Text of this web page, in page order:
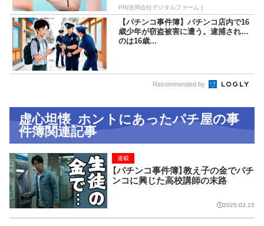
PR(合同会社デジタルファーム )
【パチンコ事件簿】パチンコ店内で16
歳少年が窃盗被害に遭う。逮捕された
のは16歳...
Recommended by
虚心坦懐_ホントにあったパチ屋の事
件簿関連記事
【パチンコ事件簿】教え子の金でパチ
ンコに興じた高校講師の末路
連載
2025.03.15